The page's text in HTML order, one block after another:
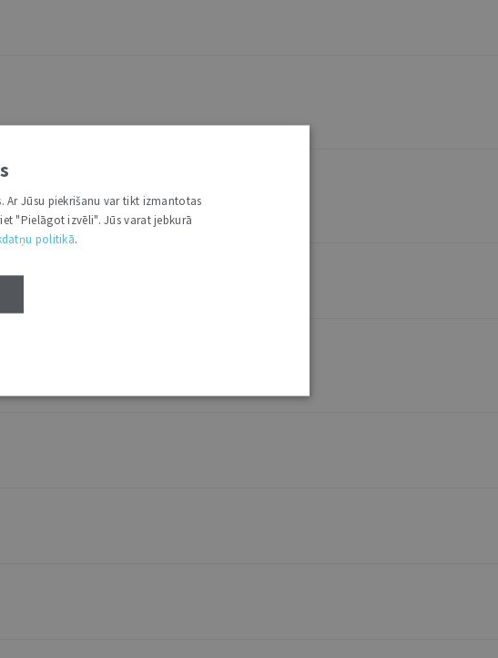
Jūsu piekrišanu var tikt izmantotas
"Pielāgot izvēli". Jūs varat jebkurā
politikā.